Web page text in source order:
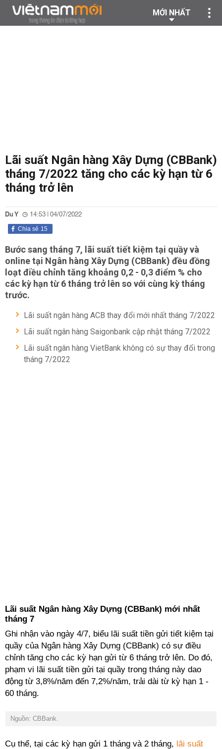
MỚI NHẤT
Lãi suất Ngân hàng Xây Dựng (CBBank)
tháng 7/2022 tăng cho các kỳ hạn từ 6
tháng trở lên
Du Y 14:53 | 04/07/2022
15
Chia sẻ
Bước sang tháng 7, lãi suất tiết kiệm tại quầy và
online tại Ngân hàng Xây Dựng (CBBank) đều đồng
loạt điều chỉnh tăng khoảng 0,2 - 0,3 điểm % cho
các kỳ hạn từ 6 tháng trở lên so với cùng kỳ tháng
trước.
Lãi suất ngân hàng ACB thay đổi mới nhất tháng 7/2022
Lãi suất ngân hàng Saigonbank cập nhật tháng 7/2022
Lãi suất ngân hàng VietBank không có sự thay đổi trong
tháng 7/2022
Lãi suất Ngân hàng Xây Dựng (CBBank) mới nhất
tháng 7
Ghi nhận vào ngày 4/7, biểu lãi suất tiền gửi tiết kiệm tại
quầy của Ngân hàng Xây Dựng (CBBank) có sự điều
chỉnh tăng cho các kỳ hạn gửi từ 6 tháng trở lên. Do đó,
phạm vi lãi suất tiền gửi tại quầy trong tháng này dao
động từ 3,8%/năm đến 7,2%/năm, trải dài từ kỳ hạn 1 -
60 tháng.
Nguồn: CBBank.
Cụ thể, tại các kỳ hạn gửi 1 tháng và 2 tháng, lãi suất